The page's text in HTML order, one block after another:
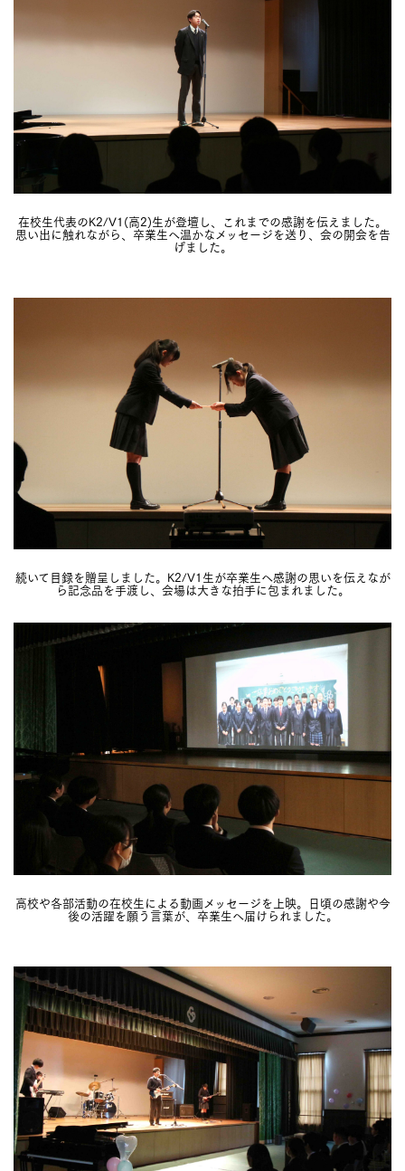
在校生代表のK2/V1(高2)生が登壇し、これまでの感謝を伝えました。
思い出に触れながら、卒業生へ温かなメッセージを送り、会の開会を告
げました。
続いて目録を贈呈しました。K2/V1生が卒業生へ感謝の思いを伝えなが
ら記念品を手渡し、会場は大きな拍手に包まれました。
高校や各部活動の在校生による動画メッセージを上映。日頃の感謝や今
後の活躍を願う言葉が、卒業生へ届けられました。